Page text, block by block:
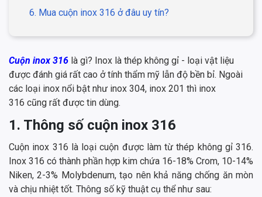
6. Mua cuộn inox 316 ở đâu uy tín?
Cuộn inox 316 là gì? Inox là thép không gỉ - loại vật liệu
được đánh giá rất cao ở tính thẩm mỹ lẫn độ bền bỉ. Ngoài
các loại inox nổi bật như inox 304, inox 201 thì inox
316 cũng rất được tin dùng.
1. Thông số cuộn inox 316
Cuộn inox 316 là loại cuộn được làm từ thép không gỉ 316.
Inox 316 có thành phần hợp kim chứa 16-18% Crom, 10-14%
Niken, 2-3% Molybdenum, tạo nên khả năng chống ăn mòn
và chịu nhiệt tốt. Thông số kỹ thuật cụ thể như sau: